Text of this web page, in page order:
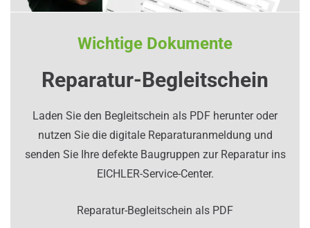
Wichtige Dokumente
Reparatur-Begleitschein
Laden Sie den Begleitschein als PDF herunter oder
nutzen Sie die digitale Reparaturanmeldung und
senden Sie Ihre defekte Baugruppen zur Reparatur ins
EICHLER-Service-Center.
Reparatur-Begleitschein als PDF